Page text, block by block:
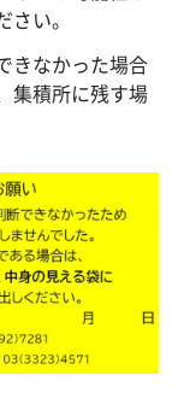
い。
きなかった場合
集積所に残す場